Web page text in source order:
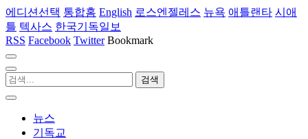
에디션선택 통합홈 English 로스엔젤레스 뉴욕 애틀랜타 시애
틀 텍사스 한국기독일보
RSS Facebook Twitter Bookmark
뉴스
기독교